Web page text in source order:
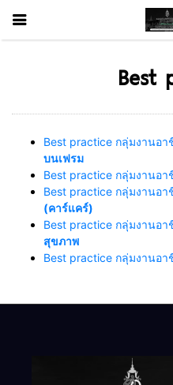
Best
Best practice กลุ่มงานอ
บนเฟรม
Best practice กลุ่มงานอา
Best practice กลุ่มงานอ
(คาร์แคร์)
Best practice กลุ่มงานอา
สุขภาพ
Best practice กลุ่มงานอ